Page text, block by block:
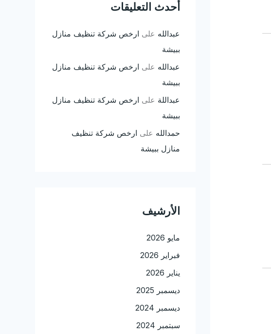
أحدث التعليقات
عبدالله على ارخص شركة تنظيف منازل
ببيشة
عبدالله على ارخص شركة تنظيف منازل
ببيشة
عبداللة على ارخص شركة تنظيف منازل
ببيشة
حمدالله على ارخص شركة تنظيف
منازل ببيشة
الأرشيف
مايو 2026
فبراير 2026
يناير 2026
ديسمبر 2025
ديسمبر 2024
سبتمبر 2024